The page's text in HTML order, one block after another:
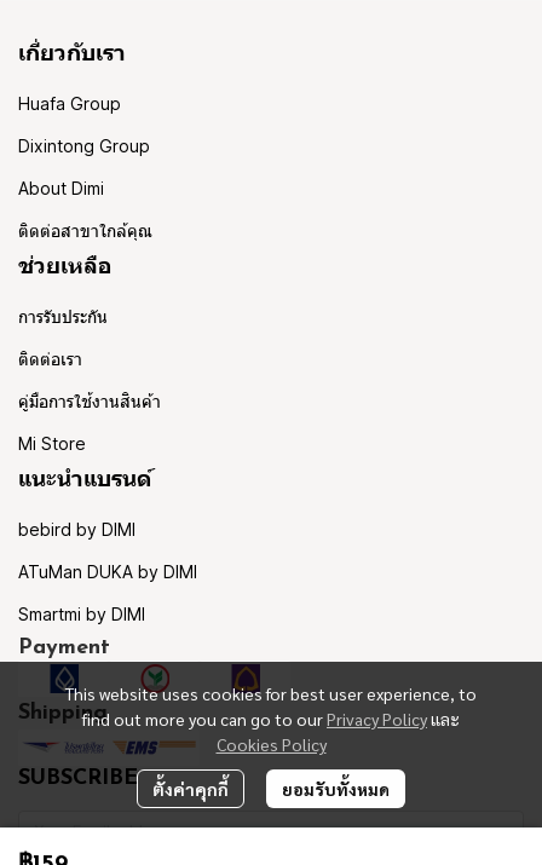
This website uses cookies for best user experience, to
find out more you can go to ourPrivacy Policyและ
Cookies Policy
ตั้งค่าคุกกี้ ยอมรับทั้งหมด
เกี่ยวกับเรา
Huafa Group
Dixintong Group
About Dimi
ติดต่อสาขาใกล้คุณ
ช่วยเหลือ
การรับประกัน
ติดต่อเรา
คู่มือการใช้งานสินค้า
Mi Store
แนะนำแบรนด์
bebird by DIMI
ATuMan DUKA by DIMI
Smartmi by DIMI
Payment
Shipping
SUBSCRIBE